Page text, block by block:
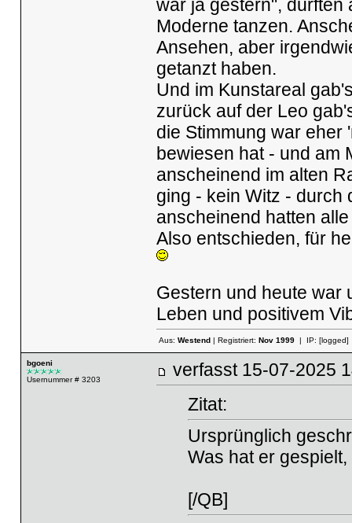
war ja gestern", durften
Moderne tanzen.
Ansehen, aber
getanzt haben.
Und im Kunstareal
zurück auf der Leo
die Stimmung war eher
bewiesen hat - und am
anscheinend im alten
ging - kein Witz - durch
anscheinend hatten
Also entschieden, für
Gestern und heute war
Leben und positivem
Aus: Westend| Registriert: Nov 1999| IP: [logged]
bgoeni
Usernummer # 3203
verfasst 15-07-
Zitat:
Ursprünglich
Was hat er
[/QB]